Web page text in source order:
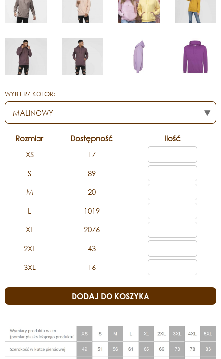
WYBIERZ KOLOR:
Rozmiar Dostępność
Ilość
XS
17
S
89
M
20
L
1019
XL
2076
2XL
43
3XL
16
DODAJ DO KOSZYKA